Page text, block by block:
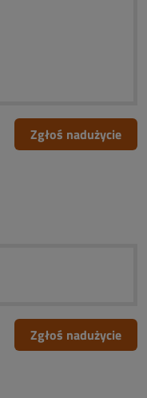
Zgłoś nadużycie
Zgłoś nadużycie